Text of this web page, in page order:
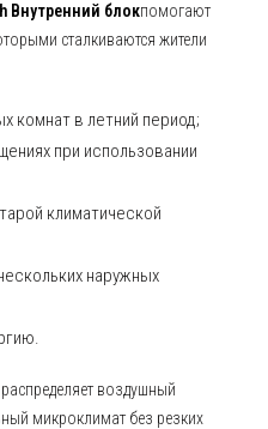
Внутренний блокпомогают
сталкиваются жители
комнат в летний период;
при использовании
климатической
наружных
воздушный
микроклимат без резких